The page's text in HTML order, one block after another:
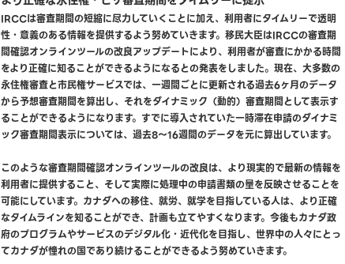
IRCCは審査期間の短縮に尽力していくことに加え、利用者にタイムリーで透明
性・意義のある情報を提供するよう努めていきます。移民大臣はIRCCの審査期
間確認オンラインツールの改良アップデートにより、利用者が審査にかかる時間
をより正確に知ることができるようになるとの発表をしました。現在、大多数の
永住権審査と市民権サービスでは、一週間ごとに更新される過去6ヶ月のデータ
から予想審査期間を算出し、それをダイナミック（動的）審査期間として表示す
ることができるようになります。すでに導入されていた一時滞在申請のダイナミ
ック審査期間表示については、過去8～16週間のデータを元に算出しています。
このような審査期間確認オンラインツールの改良は、より現実的で最新の情報を
利用者に提供すること、そして実際に処理中の申請書類の量を反映させることを
可能にしています。カナダへの移住、就労、就学を目指している人は、より正確
なタイムラインを知ることができ、計画も立てやすくなります。今後もカナダ政
府のプログラムやサービスのデジタル化・近代化を目指し、世界中の人々にとっ
てカナダが憧れの国であり続けることができるよう努めていきます。